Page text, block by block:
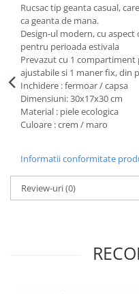
Rucsac tip geanta casual,
ca geanta de mana.
Design-ul modern, cu
pentru perioada estivala
Prevazut cu 1
ajustabile si 1 maner fix, din
Inchidere : fermoar / capsa
Dimensiuni: 30x17x30 cm
Material : piele ecologica
Culoare : crem / maro
Informatii conformitate
Review-uri(0)